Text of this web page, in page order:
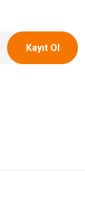
Kayıt Ol